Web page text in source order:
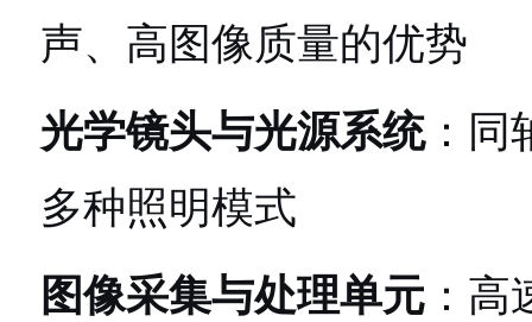
声、高图像质量的优势
光学镜头与光源系统：同
多种照明模式
图像采集与处理单元 ：